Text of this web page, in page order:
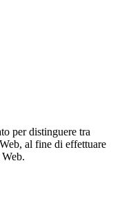
per distinguere tra
al fine di effettuare